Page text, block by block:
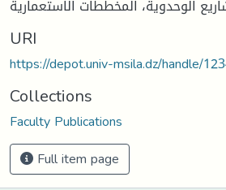
URI
https://depot.univ-msila.dz/handle/
Collections
Faculty Publications
Full item page